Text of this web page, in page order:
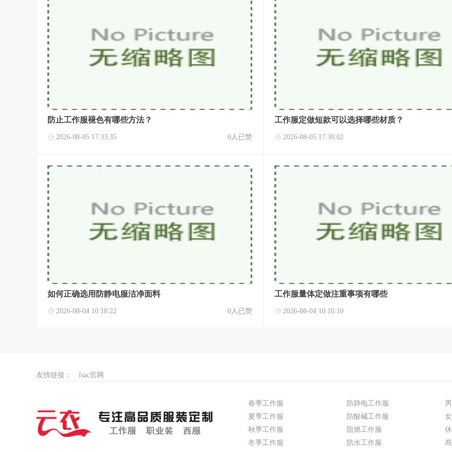
防止工作服褪色有哪些方法？
2026-08-05 17:33:35 0人已赞
工作服定做短款可以选择哪些材质？
2026-08-05 17:30:02
如何正确选用防静电服洁净面料
2026-08-04 10:18:22 0人已赞
工作服量体定做注重事项有哪些
2026-08-04 10:16:10
友情链接： fsac官网
春季工作服
夏季工作服
秋季工作服
冬季工作服
防静电工作服
防酸碱工作服
阻燃工作服
防水工作服